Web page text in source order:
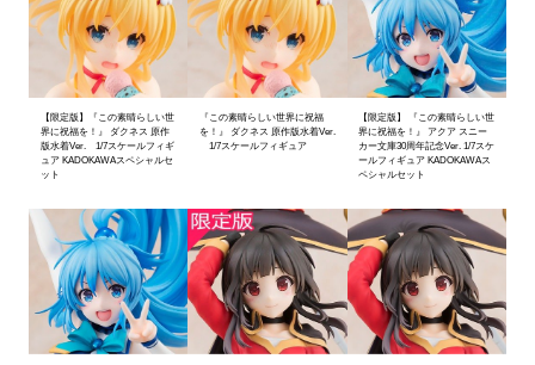
【限定版】『この素晴らしい世
界に祝福を！』 ダクネス 原作
版水着Ver. 1/7スケールフィギ
ュア KADOKAWAスペシャルセ
ット
『この素晴らしい世界に祝福
を！』 ダクネス 原作版水着Ver.
1/7スケールフィギュア
【限定版】 『この素晴らしい世
界に祝福を！』 アクア スニー
カー文庫30周年記念Ver. 1/7スケ
ールフィギュア KADOKAWAス
ペシャルセット